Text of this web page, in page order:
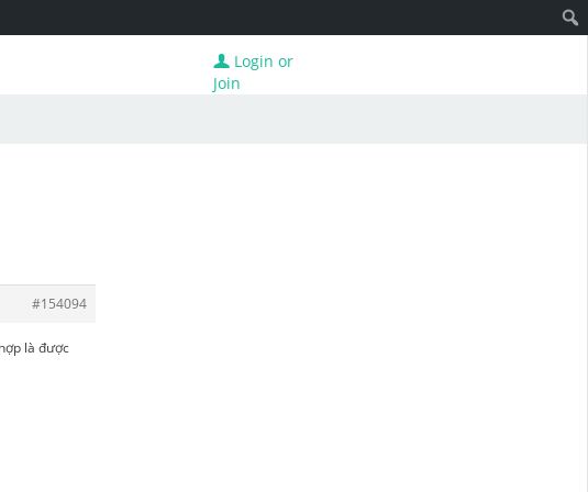
Login or
Join
#154094
là được